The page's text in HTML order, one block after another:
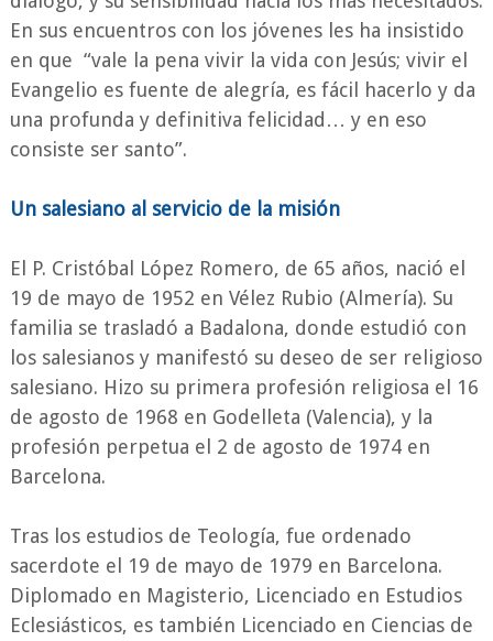
En sus encuentros con los jóvenes les ha insistido
en que “vale la pena vivir la vida con Jesús; vivir el
Evangelio es fuente de alegría, es fácil hacerlo y da
una profunda y definitiva felicidad… y en eso
consiste ser santo”.
Un salesiano al servicio de la misión
El P. Cristóbal López Romero, de 65 años, nació el
19 de mayo de 1952 en Vélez Rubio (Almería). Su
familia se trasladó a Badalona, donde estudió con
los salesianos y manifestó su deseo de ser religioso
salesiano. Hizo su primera profesión religiosa el 16
de agosto de 1968 en Godelleta (Valencia), y la
profesión perpetua el 2 de agosto de 1974 en
Barcelona.
Tras los estudios de Teología, fue ordenado
sacerdote el 19 de mayo de 1979 en Barcelona.
Diplomado en Magisterio, Licenciado en Estudios
Eclesiásticos, es también Licenciado en Ciencias de